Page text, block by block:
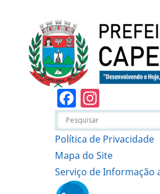
Facebook
Política de Privacidade
Mapa do Site
Serviço de Informação